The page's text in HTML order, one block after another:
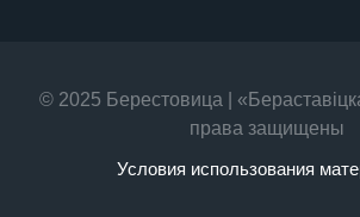
© 2025 Берестовица |
права защищены
Условия использования